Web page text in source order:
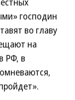
господин
во главу
на
РФ, в